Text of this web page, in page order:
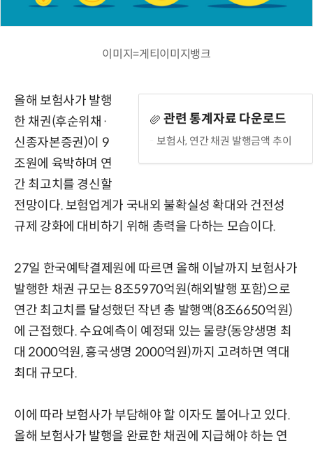
이미지=게티이미지뱅크
관련 통계자료 다운로드
보험사, 연간 채권 발행금액 추이
올해 보험사가 발행
한 채권(후순위채·
신종자본증권)이 9
조원에 육박하며 연
간 최고치를 경신할
전망이다. 보험업계가 국내외 불확실성 확대와 건전성
규제 강화에 대비하기 위해 총력을 다하는 모습이다.
27일 한국예탁결제원에 따르면 올해 이날까지 보험사가
발행한 채권 규모는 8조5970억원(해외발행 포함)으로
연간 최고치를 달성했던 작년 총 발행액(8조6650억원)
에 근접했다. 수요예측이 예정돼 있는 물량(동양생명 최
대 2000억원, 흥국생명 2000억원)까지 고려하면 역대
최대 규모다.
이에 따라 보험사가 부담해야 할 이자도 불어나고 있다.
올해 보험사가 발행을 완료한 채권에 지급해야 하는 연